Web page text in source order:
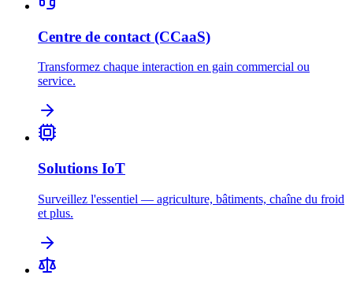
Centre de contact (CCaaS)
Transformez chaque interaction en gain commercial ou
service.
Solutions IoT
Surveillez l'essentiel — agriculture, bâtiments, chaîne du froid
et plus.